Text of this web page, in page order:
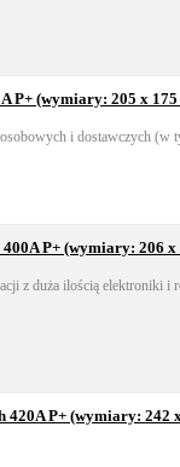
P+ (wymiary: 205 x 175
i dostawczych (w
P+ (wymiary: 206 x
z duża ilością elektroniki i
P+ (wymiary: 242